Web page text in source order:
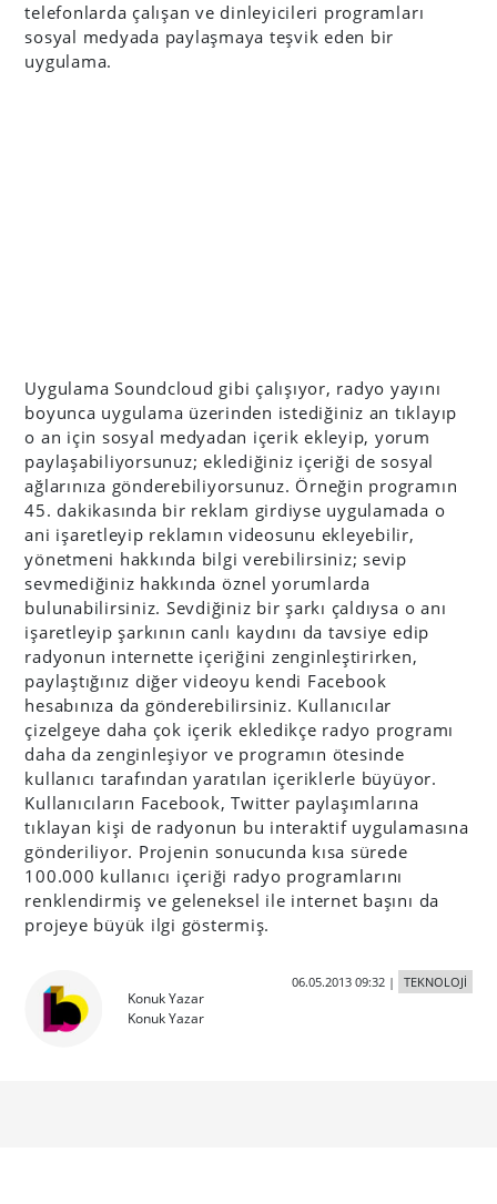
telefonlarda çalışan ve dinleyicileri programları
sosyal medyada paylaşmaya teşvik eden bir
uygulama.
Uygulama Soundcloud gibi çalışıyor, radyo yayını
boyunca uygulama üzerinden istediğiniz an tıklayıp
o an için sosyal medyadan içerik ekleyip, yorum
paylaşabiliyorsunuz; eklediğiniz içeriği de sosyal
ağlarınıza gönderebiliyorsunuz. Örneğin programın
45. dakikasında bir reklam girdiyse uygulamada o
ani işaretleyip reklamın videosunu ekleyebilir,
yönetmeni hakkında bilgi verebilirsiniz; sevip
sevmediğiniz hakkında öznel yorumlarda
bulunabilirsiniz. Sevdiğiniz bir şarkı çaldıysa o anı
işaretleyip şarkının canlı kaydını da tavsiye edip
radyonun internette içeriğini zenginleştirirken,
paylaştığınız diğer videoyu kendi Facebook
hesabınıza da gönderebilirsiniz. Kullanıcılar
çizelgeye daha çok içerik ekledikçe radyo programı
daha da zenginleşiyor ve programın ötesinde
kullanıcı tarafından yaratılan içeriklerle büyüyor.
Kullanıcıların Facebook, Twitter paylaşımlarına
tıklayan kişi de radyonun bu interaktif uygulamasına
gönderiliyor. Projenin sonucunda kısa sürede
100.000 kullanıcı içeriği radyo programlarını
renklendirmiş ve geleneksel ile internet başını da
projeye büyük ilgi göstermiş.
Konuk Yazar
Konuk Yazar
06.05.2013 09:32| TEKNOLOJİ